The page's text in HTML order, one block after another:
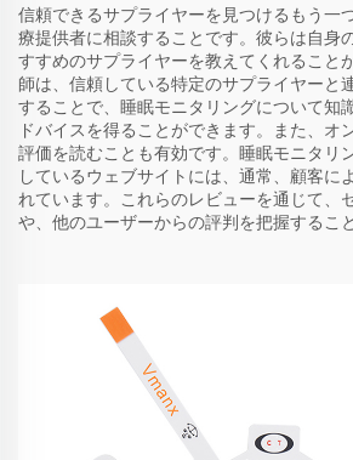
信頼できるサプライヤーを見つけるもう一
療提供者に相談することです。彼らは自身
すすめのサプライヤーを教えてくれること
師は、信頼している特定のサプライヤーと
することで、睡眠モニタリングについて知
ドバイスを得ることができます。また、オ
評価を読むことも有効です。睡眠モニタリ
しているウェブサイトには、通常、顧客に
れています。これらのレビューを通じて、
や、他のユーザーからの評判を把握するこ